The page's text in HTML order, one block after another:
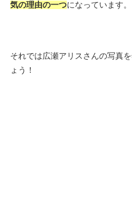
気の理由の一つになっています。
それでは広瀬アリスさんの写真
ょう！